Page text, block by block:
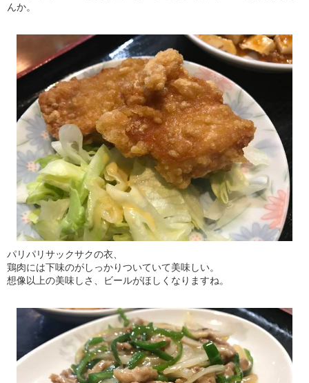
んか。
パリパリサックサクの衣、
鶏肉には下味のがしっかりついていて美味しい。
想像以上の美味しさ、ビールがほしくなりますね。